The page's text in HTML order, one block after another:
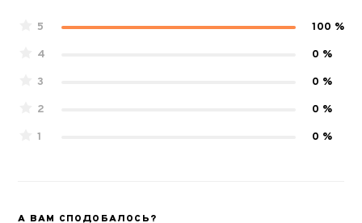
5
100 %
4
0 %
3
0 %
2
0 %
1
0 %
А ВАМ СПОДОБАЛОСЬ?